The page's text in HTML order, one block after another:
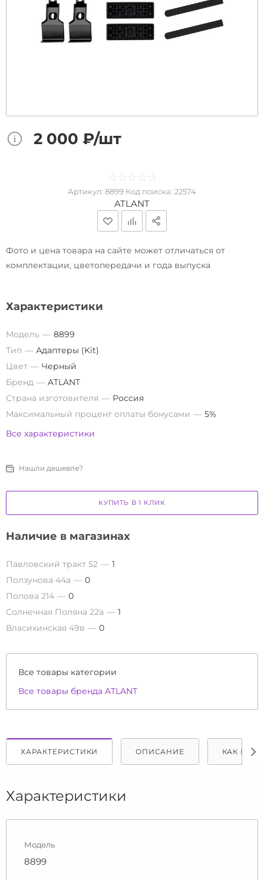
2 000 ₽/шт
☆ ☆ ☆ ☆ ☆
★ ★ ★ ★ ★
Артикул: 8899 Код поиска: 22574
ATLANT
Фото и цена товара на сайте может отличаться от
комплектации, цветопередачи и года выпуска
Характеристики
Модель
8899
Тип
Адаптеры (Kit)
Цвет
Черный
Бренд
ATLANT
Страна изготовителя
Россия
Максимальный процент оплаты бонусами
5%
Все характеристики
Нашли дешевле?
КУПИТЬ В 1 КЛИК
Наличие в магазинах
Павловский тракт 52
1
Ползунова 44а
0
Попова 214
0
Солнечная Поляна 22а
1
Власихинская 49в
0
Все товары категории
Все товары бренда ATLANT
ХАРАКТЕРИСТИКИ ОПИСАНИЕ КАК
Характеристики
Модель
8899